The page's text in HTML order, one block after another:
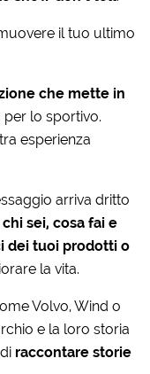
il tuo ultimo
che mette in
lo sportivo.
esperienza
arriva dritto
sei, cosa fai e
dei tuoi prodotti o
la vita.
Volvo, Wind o
e la loro storia
raccontare storie